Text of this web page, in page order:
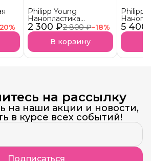
% 2 300 ₽2 800 ₽−18%
Philipp Young
Нанопластика
MOLECULAR Hair
Straightening (ML)
В корзину
5 400
Philipp
на рассылку
на наши акции и новости,
в курсе всех событий!
Подписаться